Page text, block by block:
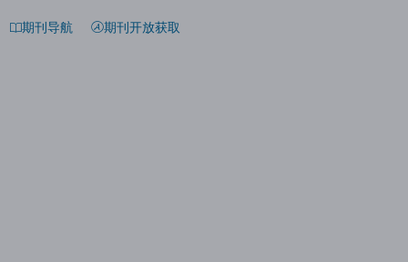
期刊导航 期刊开放获取